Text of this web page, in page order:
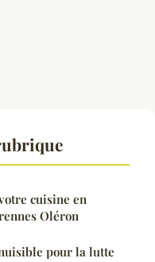
cuisine en
Oléron
pour la lutte